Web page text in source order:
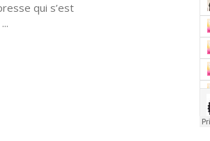
qui s’est